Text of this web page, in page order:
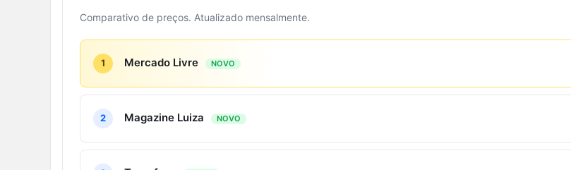
Comparativo de preços. Atualizado mensalmente.
1 Mercado Livre NOVO
2 Magazine Luiza NOVO